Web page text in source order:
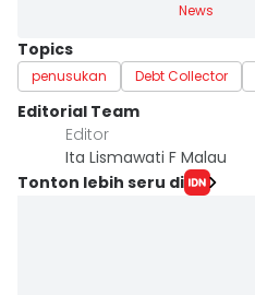
News
Topics
penusukan Debt Collector
Editorial Team
Editor
Ita Lismawati F Malau
Tonton lebih seru di